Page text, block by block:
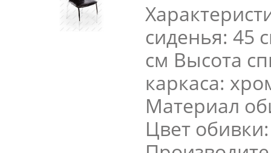
сиденья: 45
см Высота
каркаса:
Материал
Цвет